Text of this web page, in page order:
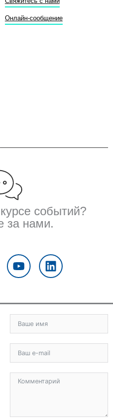
b
o
Онлайн-сообщение
событий?
за нами.
o
u
t
b
e
i
n
k
d
i